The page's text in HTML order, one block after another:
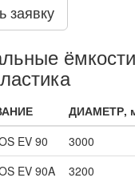
заявку
ДИАМЕТР,
EV 90
3000
EV 90A
3200